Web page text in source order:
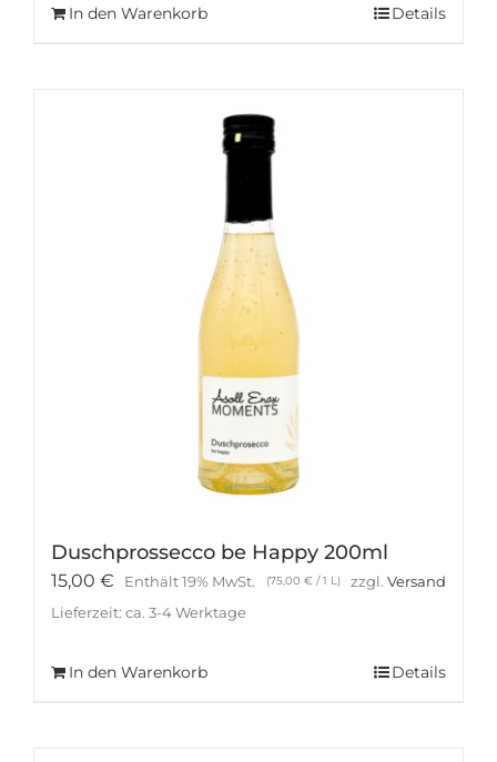
In den Warenkorb Details
Duschprossecco be Happy 200ml
15,00 € Enthält 19% MwSt. (75,00 € / 1 L) zzgl. Versand
Lieferzeit: ca. 3-4 Werktage
In den Warenkorb Details